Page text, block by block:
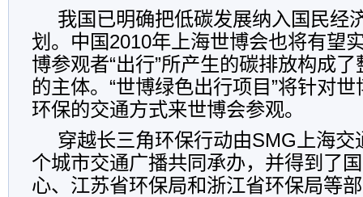
我国已明确把低碳发展纳入国民经
划。中国2010年上海世博会也将有望
博参观者“出行”所产生的碳排放构成
的主体。“世博绿色出行项目”将针对
环保的交通方式来世博会参观。
穿越长三角环保行动由SMG上海交
个城市交通广播共同承办，并得到了
心、江苏省环保局和浙江省环保局等